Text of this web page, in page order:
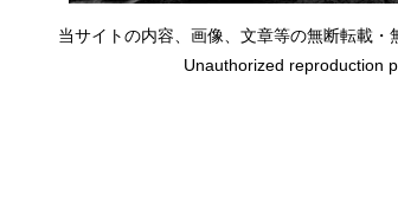
当サイトの内容、画像、文章等の無断転載・
Unauthorized reproduction